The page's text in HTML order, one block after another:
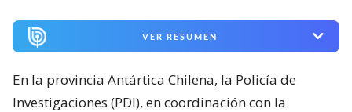
VER RESUMEN
En la provincia Antártica Chilena, la Policía de
Investigaciones (PDI), en coordinación con la